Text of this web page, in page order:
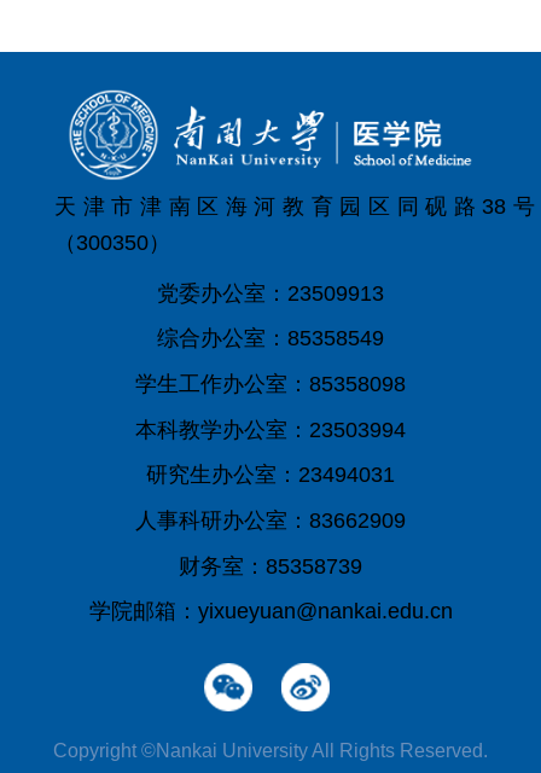
天津市津南区海河教育园区同砚路38号
（300350）
党委办公室：23509913
综合办公室：85358549
学生工作办公室：85358098
本科教学办公室：23503994
研究生办公室：23494031
人事科研办公室：83662909
财务室：85358739
学院邮箱：yixueyuan@nankai.edu.cn
Copyright ©Nankai University All Rights Reserved.